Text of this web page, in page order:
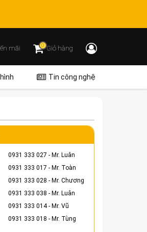
mãi 0Giỏ hàng
Tin công nghệ
0931 333 027 - Mr. Luân
0931 333 017 - Mr. Toàn
0931 333 028 - Mr. Chương
0931 333 038 - Mr. Luân
0931 333 014- Mr. Vũ
0931 333 018 - Mr. Tùng